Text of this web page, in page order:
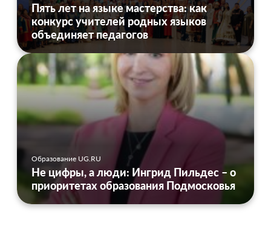
Пять лет на языке мастерства: как
конкурс учителей родных языков
объединяет педагогов
Образование UG.RU
Не цифры, а люди: Ингрид Пильдес – о
приоритетах образования Подмосковья